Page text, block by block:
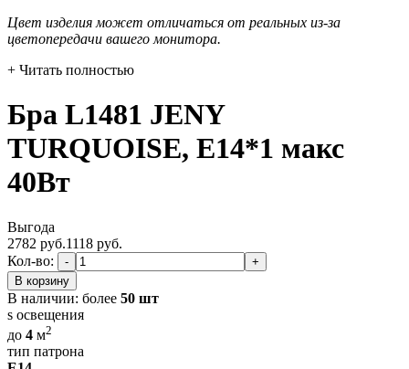
Цвет изделия может отличаться от реальных из-за
цветопередачи вашего монитора.
+ Читать полностью
Бра L1481 JENY
TURQUOISE, E14*1 макс
40Вт
Выгода
2782 руб.1118 руб.
Кол-во:
-
+
В корзину
В наличии: более 50 шт
s освещения
до 4 м2
тип патрона